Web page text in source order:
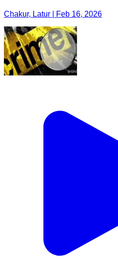
Chakur, Latur | Feb 16, 2026